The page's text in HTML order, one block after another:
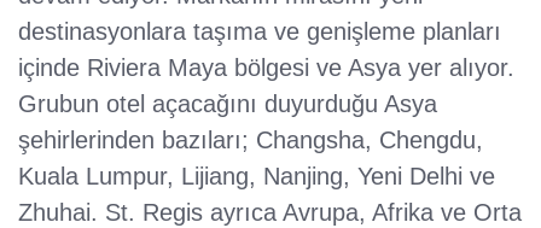
destinasyonlara taşıma ve genişleme planları
içinde Riviera Maya bölgesi ve Asya yer alıyor.
Grubun otel açacağını duyurduğu Asya
şehirlerinden bazıları; Changsha, Chengdu,
Kuala Lumpur, Lijiang, Nanjing, Yeni Delhi ve
Zhuhai. St. Regis ayrıca Avrupa, Afrika ve Orta